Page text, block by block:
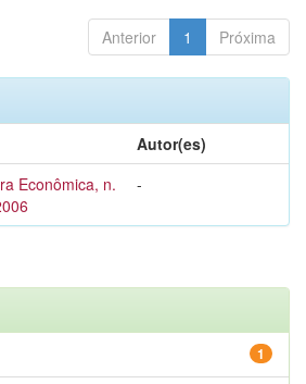
Anterior 1 Próxima
Autor(es)
Econômica, n.
-
1